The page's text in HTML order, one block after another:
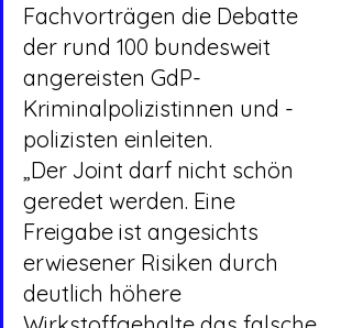
Fachvorträgen die Debatte
der rund 100 bundesweit
angereisten GdP-
Kriminalpolizistinnen und -
polizisten einleiten.
„Der Joint darf nicht schön
geredet werden. Eine
Freigabe ist angesichts
erwiesener Risiken durch
deutlich höhere